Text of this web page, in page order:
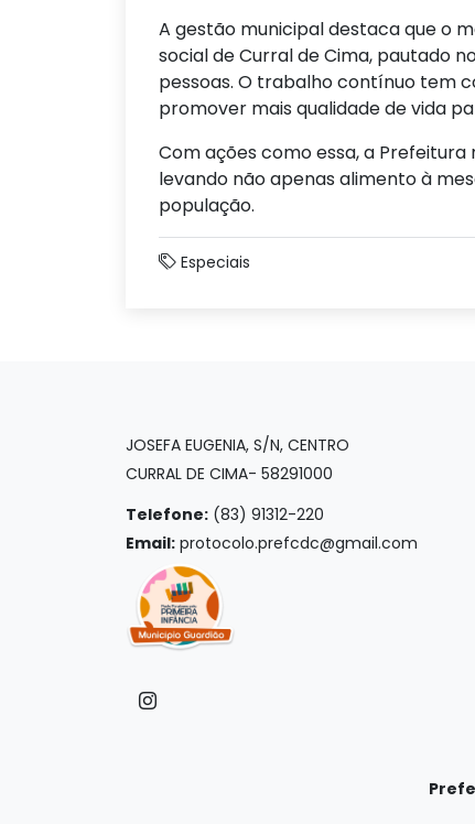
A gestão municipal destaca que o
social de Curral de Cima, pautado
pessoas. O trabalho contínuo tem
promover mais qualidade de vida
Com ações como essa, a
levando não apenas alimento à
população.
Especiais
JOSEFA EUGENIA, S/N, CENTRO
CURRAL DE CIMA- 58291000
Telefone: (83) 91312-220
Email: protocolo.prefcdc@gmail.com